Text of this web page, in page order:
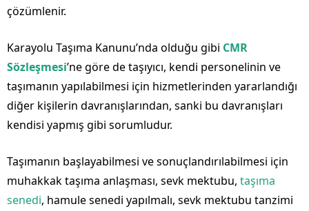
çözümlenir.
Karayolu Taşıma Kanunu’nda olduğu gibi CMR
Sözleşmesi’ne göre de taşıyıcı, kendi personelinin ve
taşımanın yapılabilmesi için hizmetlerinden yararlandığı
diğer kişilerin davranışlarından, sanki bu davranışları
kendisi yapmış gibi sorumludur.
Taşımanın başlayabilmesi ve sonuçlandırılabilmesi için
muhakkak taşıma anlaşması, sevk mektubu, taşıma
senedi, hamule senedi yapılmalı, sevk mektubu tanzimi